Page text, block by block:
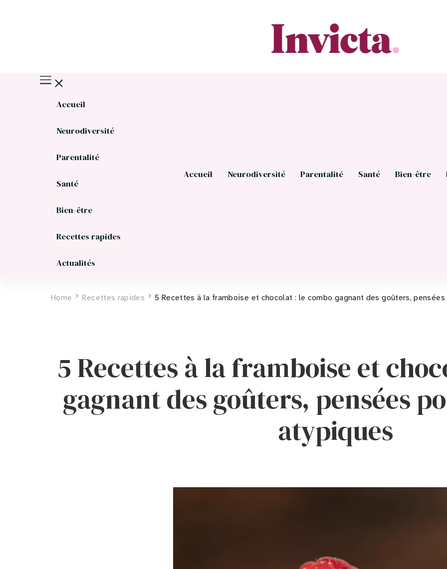
Accueil
Neurodiversité
Parentalité
Santé
Bien-être
Recettes rapides
Actualités
Accueil Neurodiversité Parentalité Santé Bien-être
Home Recettes rapides 5 Recettes à la framboise et chocolat : le combo gagnant des goûters,
5 Recettes à la framboise et
gagnant des goûters, pensées
atypiques